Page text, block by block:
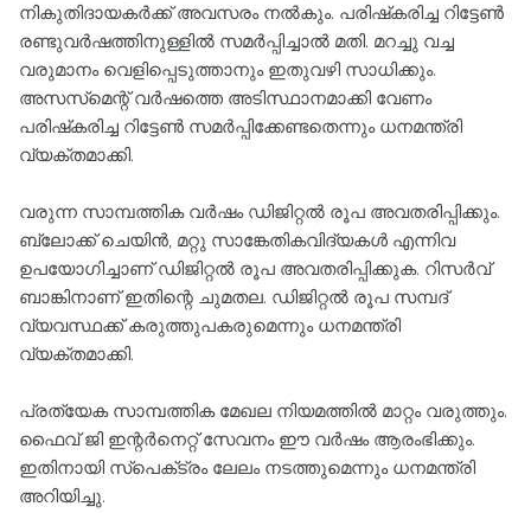
നികുതിദായകര്‍ക്ക് അവസരം നല്‍കും. പരിഷ്‌കരിച്ച റിട്ടേണ്‍
രണ്ടുവര്‍ഷത്തിനുള്ളില്‍ സമര്‍പ്പിച്ചാല്‍ മതി. മറച്ചു വച്ച
വരുമാനം വെളിപ്പെടുത്താനും ഇതുവഴി സാധിക്കും.
അസസ്‌മെന്റ് വര്‍ഷത്തെ അടിസ്ഥാനമാക്കി വേണം
പരിഷ്‌കരിച്ച റിട്ടേണ്‍ സമര്‍പ്പിക്കേണ്ടതെന്നും ധനമന്ത്രി
വ്യക്തമാക്കി.
വരുന്ന സാമ്പത്തിക വര്‍ഷം ഡിജിറ്റല്‍ രൂപ അവതരിപ്പിക്കും.
ബ്ലോക്ക് ചെയിന്‍, മറ്റു സാങ്കേതികവിദ്യകള്‍ എന്നിവ
ഉപയോഗിച്ചാണ് ഡിജിറ്റല്‍ രൂപ അവതരിപ്പിക്കുക. റിസര്‍വ്
ബാങ്കിനാണ് ഇതിന്റെ ചുമതല. ഡിജിറ്റല്‍ രൂപ സമ്പദ്
വ്യവസ്ഥക്ക് കരുത്തുപകരുമെന്നും ധനമന്ത്രി
വ്യക്തമാക്കി.
പ്രത്യേക സാമ്പത്തിക മേഖല നിയമത്തില്‍ മാറ്റം വരുത്തും.
ഫൈവ് ജി ഇന്റര്‍നെറ്റ് സേവനം ഈ വര്‍ഷം ആരംഭിക്കും.
ഇതിനായി സ്‌പെക്‌ട്രം ലേലം നടത്തുമെന്നും ധനമന്ത്രി
അറിയിച്ചു.